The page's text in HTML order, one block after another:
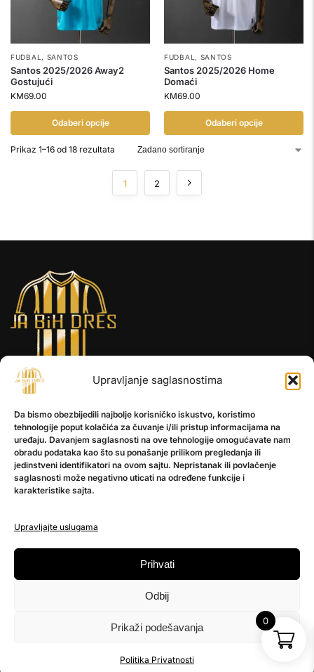
Upravljanje saglasnostima
Da bismo obezbijedili najbolje korisničko iskustvo, koristimo
tehnologije poput kolačića za čuvanje i/ili pristup informacijama na
uređaju. Davanjem saglasnosti na ove tehnologije omogućavate nam
obradu podataka kao što su ponašanje prilikom pregledanja ili
jedinstveni identifikatori na ovom sajtu. Nepristanak ili povlačenje
saglasnosti može negativno uticati na određene funkcije i
karakteristike sajta.
Upravljajte uslugama
Prihvati
Odbij
Prikaži podešavanja
Politika Privatnosti
FUDBAL , SANTOS
Santos 2025/2026 Away2
Gostujući
KM69.00
Odaberi opcije
FUDBAL , SANTOS
Santos 2025/2026 Home
Domaći
KM69.00
Odaberi opcije
Prikaz 1–16 od 18 rezultata
1 2
INFORMACIJE
O nama
Kontakt
POMOĆ
Politika privatnosti
PRATITE NAS
Instagram
0